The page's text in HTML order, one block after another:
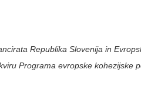
Republika Slovenija in
Programa evropske kohezijske